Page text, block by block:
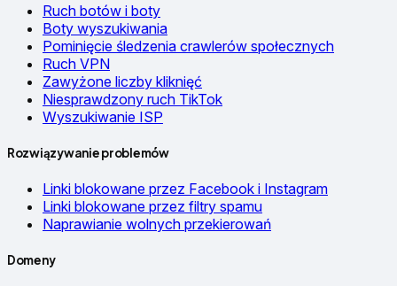
Ruch botów i boty
Boty wyszukiwania
Pominięcie śledzenia crawlerów społecznych
Ruch VPN
Zawyżone liczby kliknięć
Niesprawdzony ruch TikTok
Wyszukiwanie ISP
Rozwiązywanie problemów
Linki blokowane przez Facebook i Instagram
Linki blokowane przez filtry spamu
Naprawianie wolnych przekierowań
Domeny